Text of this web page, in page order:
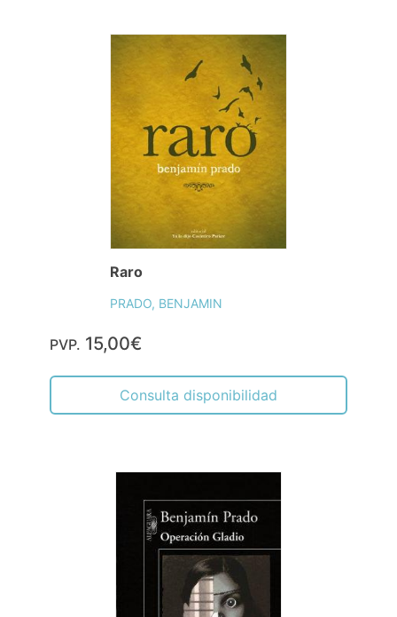
Raro
PRADO, BENJAMIN
PVP. 15,00€
Consulta disponibilidad